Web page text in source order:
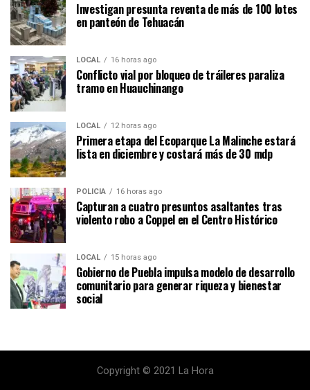
Investigan presunta reventa de más de 100 lotes
en panteón de Tehuacán
LOCAL 16 horas ago
Conflicto vial por bloqueo de tráileres paraliza
tramo en Huauchinango
LOCAL 12 horas ago
Primera etapa del Ecoparque La Malinche estará
lista en diciembre y costará más de 30 mdp
POLICÍA 16 horas ago
Capturan a cuatro presuntos asaltantes tras
violento robo a Coppel en el Centro Histórico
LOCAL 15 horas ago
Gobierno de Puebla impulsa modelo de desarrollo
comunitario para generar riqueza y bienestar
social
Copyright © 2021 La Hora